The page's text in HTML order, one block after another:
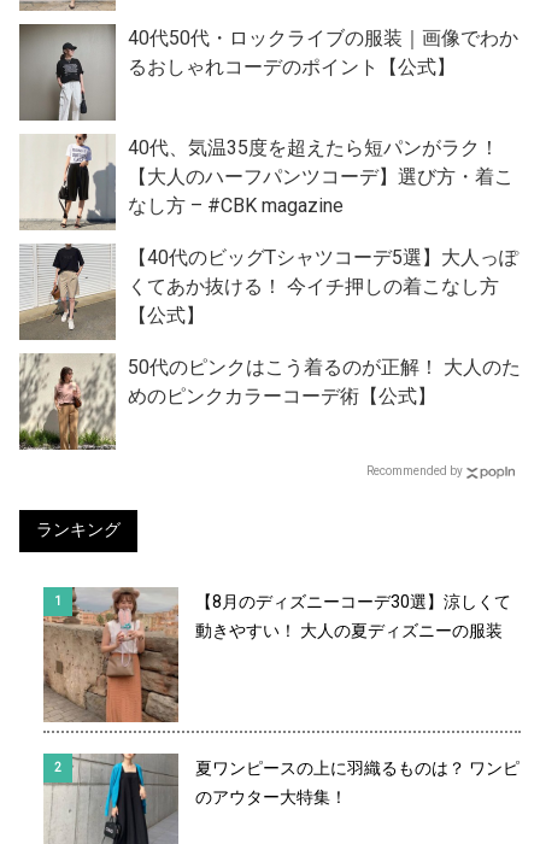
40代50代・ロックライブの服装｜画像でわか
るおしゃれコーデのポイント【公式】
40代、気温35度を超えたら短パンがラク！
【大人のハーフパンツコーデ】選び方・着こ
なし方 – #CBK magazine
【40代のビッグTシャツコーデ5選】大人っぽ
くてあか抜ける！ 今イチ押しの着こなし方
【公式】
50代のピンクはこう着るのが正解！ 大人のた
めのピンクカラーコーデ術【公式】
Recommended by
ランキング
【8月のディズニーコーデ30選】涼しくて
動きやすい！ 大人の夏ディズニーの服装
夏ワンピースの上に羽織るものは？ ワンピ
のアウター大特集！